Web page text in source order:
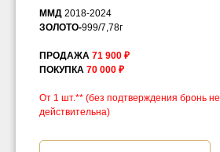
ММД 2018-2024
ЗОЛОТО-999/7,78г
ПРОДАЖА 71 900 ₽
ПОКУПКА 70 000 ₽
От 1 шт.** (без подтверждения бронь не
действительна)